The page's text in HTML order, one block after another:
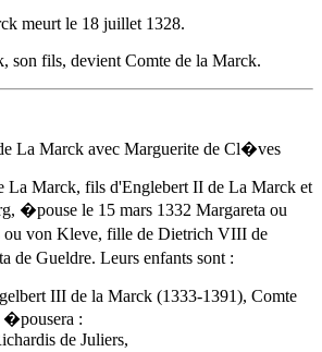
meurt le 18 juillet 1328.
, son fils, devient Comte de la Marck.
La Marck avec Marguerite de Cl�ves
La Marck, fils d'Englebert II de La Marck et
�pouse le 15 mars 1332 Margareta ou
von Kleve, fille de Dietrich VIII de
de Gueldre. Leurs enfants sont :
III de la Marck (1333-1391), Comte
�pousera :
de Juliers,